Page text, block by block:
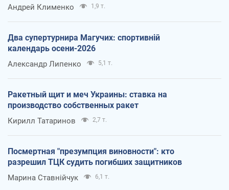
Андрей Клименко 1,9 т.
Два супертурнира Магучих: спортивній
календарь осени-2026
Александр Липенко 5,1 т.
Ракетный щит и меч Украины: ставка на
производство собственных ракет
Кирилл Татаринов 2,7 т.
Посмертная "презумпция виновности": кто
разрешил ТЦК судить погибших защитников
Марина Ставнійчук 6,1 т.